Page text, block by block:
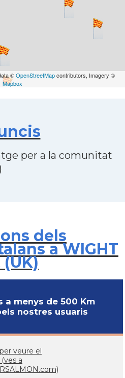
©OpenStreetMapcontributors, Imagery ©
Mapbox
per a la comunitat
dels
a WIGHT
a menys de 500 Km
nostres usuaris
veure el
a